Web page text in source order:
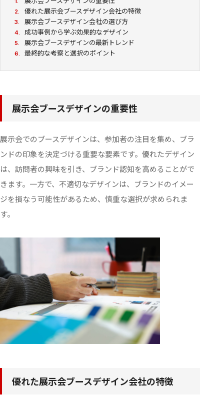
2. 優れた展示会ブースデザイン会社の特徴
3. 展示会ブースデザイン会社の選び方
4. 成功事例から学ぶ効果的なデザイン
5. 展示会ブースデザインの最新トレンド
6. 最終的な考察と選択のポイント
展示会ブースデザインの重要性
展示会でのブースデザインは、参加者の注目を集め、ブラ
ンドの印象を決定づける重要な要素です。優れたデザイン
は、訪問者の興味を引き、ブランド認知を高めることがで
きます。一方で、不適切なデザインは、ブランドのイメー
ジを損なう可能性があるため、慎重な選択が求められま
す。
優れた展示会ブースデザイン会社の特徴